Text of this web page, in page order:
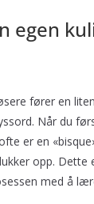
egen
fører en
Når du
er en
opp. Dette
med å